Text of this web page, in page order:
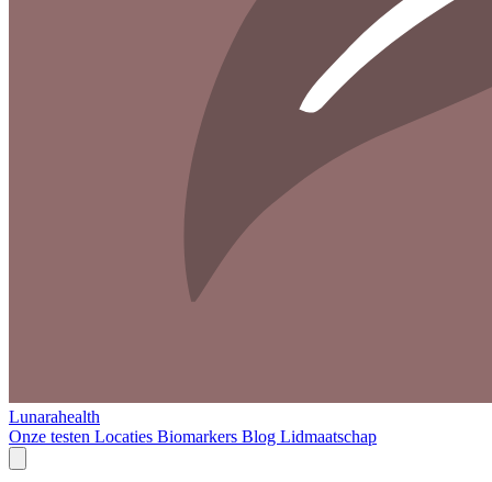
Lunarahealth
Onze testen Locaties Biomarkers Blog Lidmaatschap